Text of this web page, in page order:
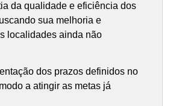
da qualidade e eficiência dos
sua melhoria e
localidades ainda não
dos prazos definidos no
a atingir as metas já